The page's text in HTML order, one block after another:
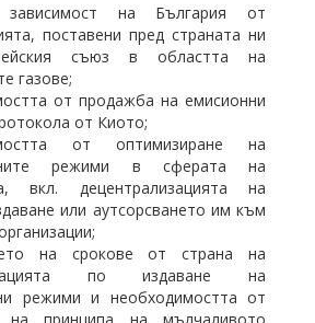
зависимост на България от
поставени пред страната ни
съюз в областта на
газове;
от продажба на емисионни
от Киото;
от оптимизиране на
режими в сферата на
вкл. децентрализацията на
или аутсорсването им към
на срокове от страна на
по издаване на
режими и необходимостта от
на принципа на мълчаливото